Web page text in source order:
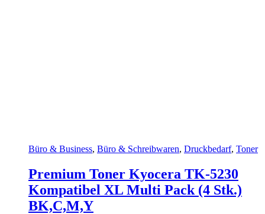
Büro & Business, Büro & Schreibwaren, Druckbedarf, Toner
Premium Toner Kyocera TK-5230
Kompatibel XL Multi Pack (4 Stk.)
BK,C,M,Y